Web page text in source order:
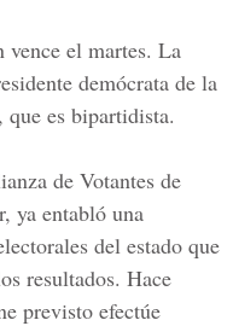
el martes. La
demócrata de la
que es bipartidista.
de Votantes de
ya entabló una
del estado que
resultados. Hace
previsto efectúe